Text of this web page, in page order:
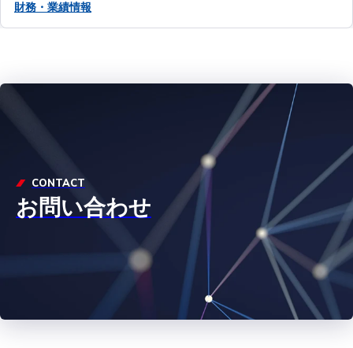
財務・業績情報
CONTACT
お問い合わせ